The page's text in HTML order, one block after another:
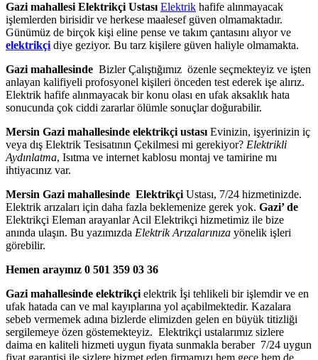
Gazi mahallesi Elektrikçi UstasıElektrik hafife alınmayacak
işlemlerden birisidir ve herkese maalesef güven olmamaktadır.
Günümüz de birçok kişi eline pense ve takım çantasını alıyor ve
elektrikçidiye geziyor. Bu tarz kişilere güven haliyle olmamakta.
Gazi mahallesinde Bizler Çalıştığımız özenle seçmekteyiz ve işten
anlayan kalifiyeli profosyonel kişileri önceden test ederek işe alırız.
Elektrik hafife alınmayacak bir konu olası en ufak aksaklık hata
sonucunda çok ciddi zararlar ölümle sonuçlar doğurabilir.
Mersin Gazi mahallesinde elektrikçi ustasıEvinizin, işyerinizin iç
veya dış Elektrik Tesisatının Çekilmesi mi gerekiyor? Elektrikli
Aydınlatma, Isıtma ve internet kablosu montaj ve tamirine mı
ihtiyacınız var.
Mersin Gazi mahallesinde ElektrikçiUstası, 7/24 hizmetinizde.
Elektrik arızaları için daha fazla beklemenize gerek yok. Gazi’ de
Elektrikçi Eleman arayanlar Acil Elektrikçi hizmetimiz ile bize
anında ulaşın. Bu yazımızda Elektrik Arızalarınıza yönelik işleri
görebilir.
Hemen arayınız 0 501 359 03 36
Gazi mahallesinde elektrikçielektrik İşi tehlikeli bir işlemdir ve en
ufak hatada can ve mal kayıplarına yol açabilmektedir. Kazalara
sebeb vermemek adına bizlerde elimizden gelen en büyük titizliği
sergilemeye özen göstemekteyiz. Elektrikçi ustalarımız sizlere
daima en kaliteli hizmeti uygun fiyata sunmakla beraber 7/24 uygun